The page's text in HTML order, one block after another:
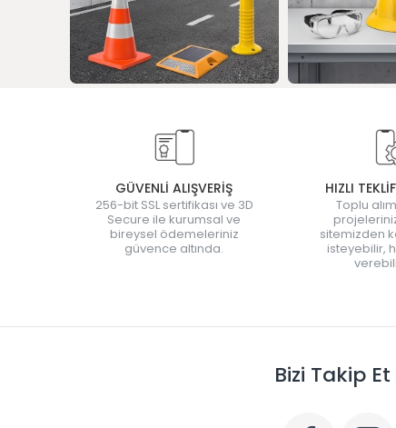
GÜVENLİ ALIŞVERİŞ
256-bit SSL sertifikası ve 3D
Secure ile kurumsal ve
bireysel ödemeleriniz
güvence altında.
HIZLI
Toplu
sitemizden
isteyebilir,
Bizi Takip Et